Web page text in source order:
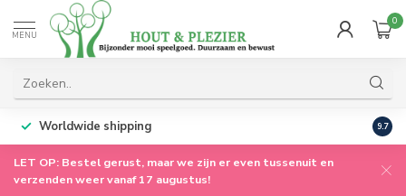
MENU
0
Worldwide shipping 9.7
LET OP: Bestel gerust, maar we zijn er even tussenuit en
verzenden weer vanaf 17 augustus!